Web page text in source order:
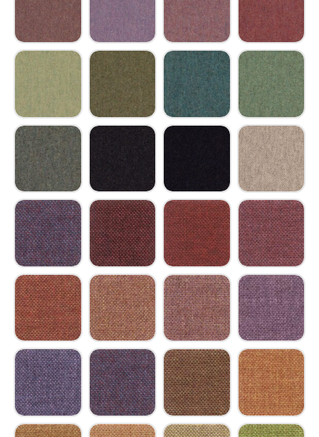
Wollfilzstoff pastellviolett
Wollfilzstoff fliederWollfilzstoff blaulilaWollfilzstoff
Wollfilzstoff weißgrünWollfilzstoff blassgrünWollfilzstoff pastellblau
Wollfilzstoff
Wollfilzstoff zementgrauWollfilzstoff nachtblauWollfilzstoff saphirblau
Wollfilzstoff
Trevira CS schwarzrotTrevira CS braunrotTrevira CS karminrotTrevira CS
Trevira CS korallenrotTrevira CS beigerotTrevira CS hellrosaTrevira CS
Trevira CS signalviolettTrevira CS rotblauTrevira CS orangebrain
Trevira CS